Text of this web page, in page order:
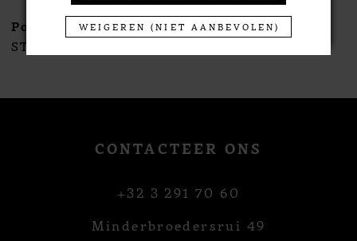
11
12
14
Poirier
STYLE #NC-1396
Poirier
CONTACTEER ONS
+32 3 291 70 60
Minderbroedersrui 49
WEIGEREN (NIET AANBEVOLEN)